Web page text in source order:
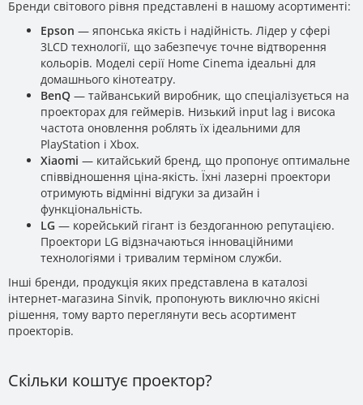
Бренди світового рівня представлені в нашому асортименті:
Epson — японська якість і надійність. Лідер у сфері
3LCD технології, що забезпечує точне відтворення
кольорів. Моделі серії Home Cinema ідеальні для
домашнього кінотеатру.
BenQ — тайванський виробник, що спеціалізується на
проекторах для геймерів. Низький input lag і висока
частота оновлення роблять їх ідеальними для
PlayStation і Xbox.
Xiaomi — китайський бренд, що пропонує оптимальне
співвідношення ціна-якість. Їхні лазерні проектори
отримують відмінні відгуки за дизайн і
функціональність.
LG — корейський гігант із бездоганною репутацією.
Проектори LG відзначаються інноваційними
технологіями і тривалим терміном служби.
Інші бренди, продукція яких представлена в каталозі
інтернет-магазина Sinvik, пропонують виключно якісні
рішення, тому варто переглянути весь асортимент
проекторів.
Скільки коштує проектор?